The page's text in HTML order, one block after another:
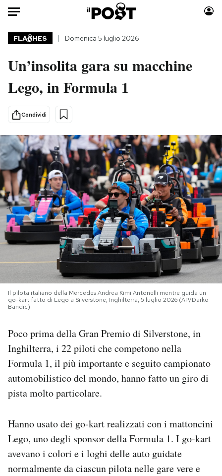
Auto
HOME
Mondo
Politica
Tecnologia
Internet
Scienza
Cultura
Economia
Sport
Moda
Ok Boomer!
Media
Europa
Altrecose
Mondiali calcio 2026
PODCAST
NEWSLETTER
I MIEI PREFERITI
SHOP
CALENDARIO
Area Personale
Newsletter
Notifiche mobile
Regala il Post
FLA HES Domenica 5 luglio 2026
Un’insolita gara su macchine
Lego, in Formula 1
Condividi
Il pilota italiano della Mercedes Andrea Kimi Antonelli mentre guida un
go-kart fatto di Lego a Silverstone, Inghilterra, 5 luglio 2026 (AP/Darko
Bandic)
Poco prima della Gran Premio di Silverstone, in
Inghilterra, i 22 piloti che competono nella
Formula 1, il più importante e seguito campionato
automobilistico del mondo, hanno fatto un giro di
pista molto particolare.
Hanno usato dei go-kart realizzati con i mattoncini
Lego, uno degli sponsor della Formula 1. I go-kart
avevano i colori e i loghi delle auto guidate
normalmente da ciascun pilota nelle gare vere e